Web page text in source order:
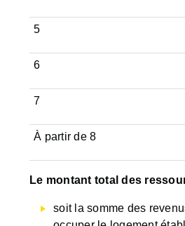
5
6
7
À partir de 8
Le montant total des
soit la somme des